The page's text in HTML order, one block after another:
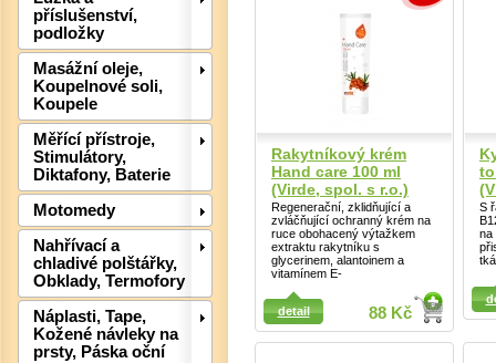
příslušenství,
podložky
Masážní oleje,
Koupelnové soli,
Koupele
Měřící přístroje,
Stimulátory,
Diktafony, Baterie
Motomedy
Nahřívací a
chladivé polštářky,
Obklady, Termofory
Náplasti, Tape,
Kožené návleky na
prsty, Páska oční
Rakytníkový krém
Hand care 100 ml
(Virde, spol. s r.o.)
Regenerační, zklidňující a
zvláčňující ochranný krém na
ruce obohacený výtažkem
extraktu rakytníku s
glycerinem, alantoinem a
vitamínem E-
88 Kč
detail
S
na
Detail